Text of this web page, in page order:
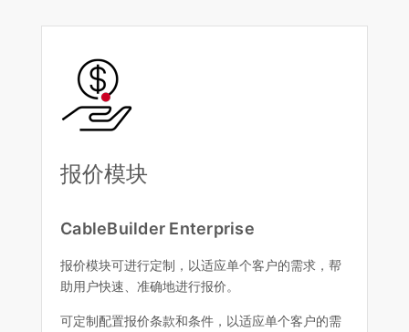
报价模块
CableBuilder Enterprise
报价模块可进行定制，以适应单个客户的需求，帮
助用户快速、准确地进行报价。
可定制配置报价条款和条件，以适应单个客户的需